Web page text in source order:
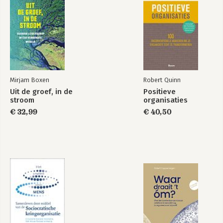
2 Bewustzijn gaat voor actie 32
Waarom vernieuwen lastig is 33
Het model van Relatiegericht Leiderschap 35
Opzet van de hoofdstukken 40
3 route 1: Verbind ‘buiten’ met ‘binnen’ 44
Wat is het niet? De koptelefoonbenadering 45
Wat is het wel? Aanpassingsvermogen 47
Wat helpt? Contextual intelligence 48
4 route 2: Werk ‘ecosystemisch’ 56
5 route 3: Durf te leren en te luisteren 70
Wat is het niet? De versmallingsroute 71
Ons brein houdt het graag bij het oude 74
Wat is het wel? De leerroute 75
Wat helpt? Ruimte voor leren 79
intermezzo: De coronacrisis 82
Mirjam Boxen
Uit de groef, in de
stroom
€ 32,99
Robert Quinn
Positieve
organisaties
€ 40,50